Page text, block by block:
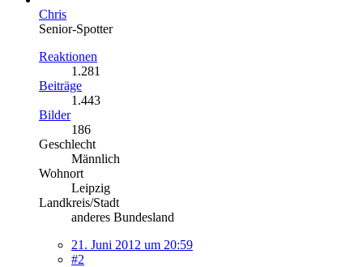
Chris
Senior-Spotter
Reaktionen
1.281
Beiträge
1.443
Bilder
186
Geschlecht
Männlich
Wohnort
Leipzig
Landkreis/Stadt
anderes Bundesland
21. Juni 2012 um 20:59
#2